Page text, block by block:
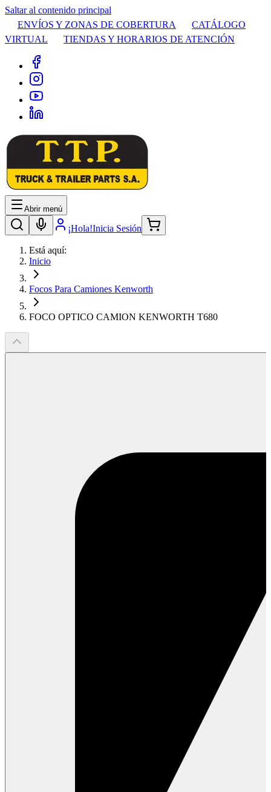
Saltar al contenido principal
ENVÍOS Y ZONAS DE COBERTURA
CATÁLOGO
VIRTUAL
TIENDAS Y HORARIOS DE ATENCIÓN
Abrir menú
¡Hola!Inicia Sesión
Está aquí:
Inicio
Focos Para Camiones Kenworth
FOCO OPTICO CAMION KENWORTH T680